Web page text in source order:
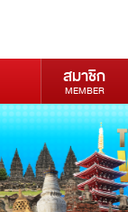
สมาชิก
MEMBER